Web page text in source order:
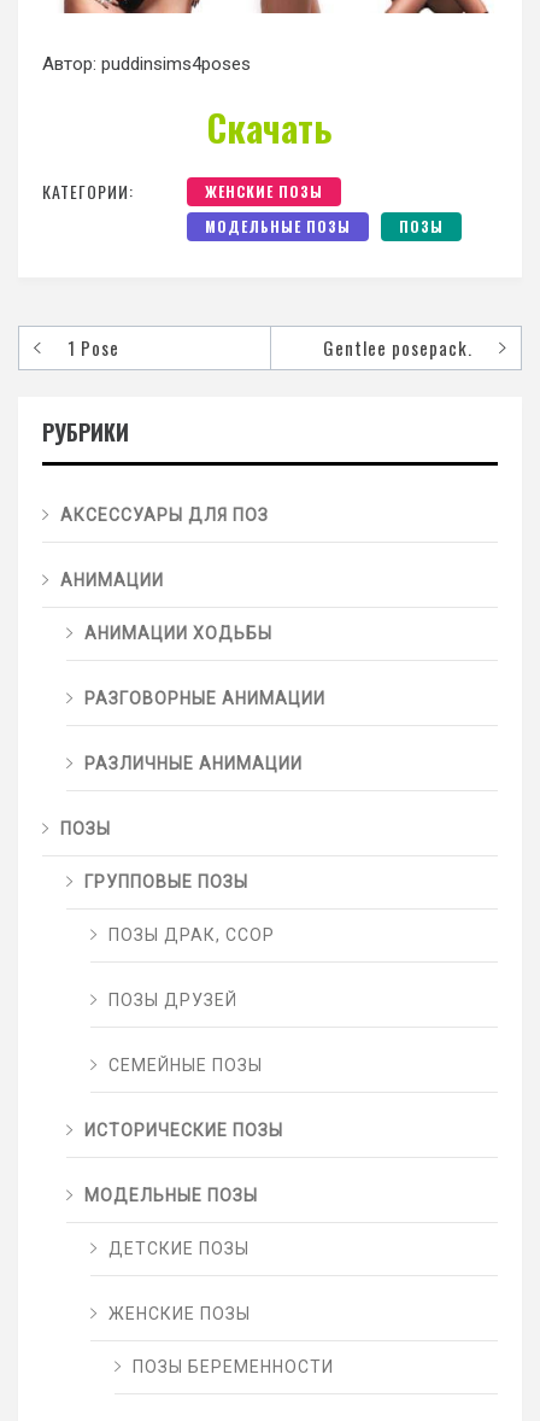
Автор: puddinsims4poses
Скачать
КАТЕГОРИИ:
ЖЕНСКИЕ ПОЗЫ
МОДЕЛЬНЫЕ ПОЗЫ
ПОЗЫ
1 Pose Gentlee posepack.
РУБРИКИ
АКСЕССУАРЫ ДЛЯ ПОЗ
АНИМАЦИИ
АНИМАЦИИ ХОДЬБЫ
РАЗГОВОРНЫЕ АНИМАЦИИ
РАЗЛИЧНЫЕ АНИМАЦИИ
ПОЗЫ
ГРУППОВЫЕ ПОЗЫ
ПОЗЫ ДРАК, ССОР
ПОЗЫ ДРУЗЕЙ
СЕМЕЙНЫЕ ПОЗЫ
ИСТОРИЧЕСКИЕ ПОЗЫ
МОДЕЛЬНЫЕ ПОЗЫ
ДЕТСКИЕ ПОЗЫ
ЖЕНСКИЕ ПОЗЫ
ПОЗЫ БЕРЕМЕННОСТИ